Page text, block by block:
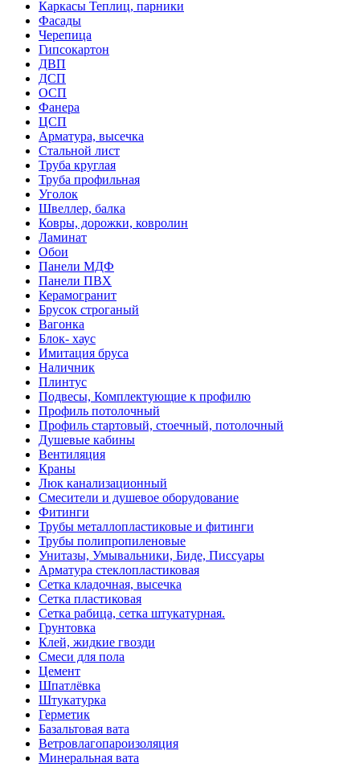
Каркасы Теплиц, парники
Фасады
Черепица
Гипсокартон
ДВП
ДСП
ОСП
Фанера
ЦСП
Арматура, высечка
Стальной лист
Труба круглая
Труба профильная
Уголок
Швеллер, балка
Ковры, дорожки, ковролин
Ламинат
Обои
Панели МДФ
Панели ПВХ
Керамогранит
Брусок строганый
Вагонка
Блок- хаус
Имитация бруса
Наличник
Плинтус
Подвесы, Комплектующие к профилю
Профиль потолочный
Профиль стартовый, стоечный, потолочный
Душевые кабины
Вентиляция
Краны
Люк канализационный
Смесители и душевое оборудование
Фитинги
Трубы металлопластиковые и фитинги
Трубы полипропиленовые
Унитазы, Умывальники, Биде, Писсуары
Арматура стеклопластиковая
Сетка кладочная, высечка
Сетка пластиковая
Сетка рабица, сетка штукатурная.
Грунтовка
Клей, жидкие гвозди
Смеси для пола
Цемент
Шпатлёвка
Штукатурка
Герметик
Базальтовая вата
Ветровлагопароизоляция
Минеральная вата